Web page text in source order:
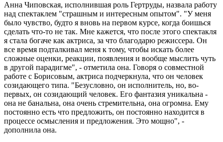
Анна Чиповская, исполнившая роль Гертруды, назвала работу
над спектаклем "страшным и интересным опытом". "У меня
было чувство, будто я вновь на первом курсе, когда боишься
сделать что-то не так. Мне кажется, что после этого спектакля
я стала богаче как актриса, за что благодарю режиссера. Он
все время подталкивал меня к тому, чтобы искать более
сложные оценки, реакции, появления и вообще мыслить чуть
в другой парадигме", - отметила она. Говоря о совместной
работе с Борисовым, актриса подчеркнула, что он человек
созидающего типа. "Безусловно, он исполнитель, но, во-
первых, он созидающий человек. Его фантазия уникальна -
она не банальна, она очень стремительна, она огромна. Ему
постоянно есть что предложить, он постоянно находится в
процессе осмысления и предложения. Это мощно", -
дополнила она.